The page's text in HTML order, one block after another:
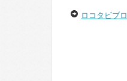
ロコタビブ